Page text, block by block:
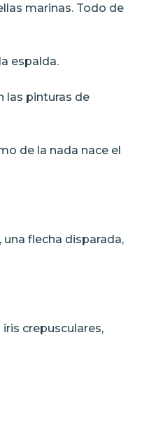
marinas. Todo de
espalda.
las pinturas de
de la nada nace el
flecha disparada,
crepusculares,